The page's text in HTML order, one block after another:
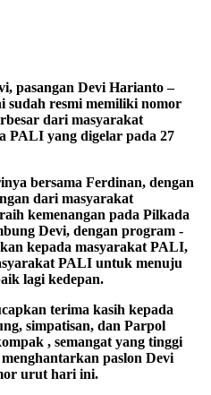
pasangan Devi Harianto –
sudah resmi memiliki nomor
dari masyarakat
PALI yang digelar pada 27
bersama Ferdinan, dengan
dari masyarakat
kemenangan pada Pilkada
Devi, dengan program -
kepada masyarakat PALI,
PALI untuk menuju
lagi kedepan.
terima kasih kepada
simpatisan, dan Parpol
, semangat yang tinggi
paslon Devi
urut hari ini.